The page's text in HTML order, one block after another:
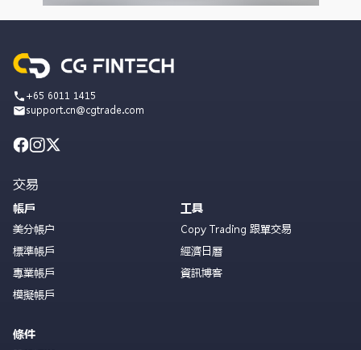
+65 6011 1415
support.cn@cgtrade.com
交易
帳戶
美分帳户
標準帳戶
專業帳戶
模擬帳戶
條件
工具
Copy Trading 跟單交易
經濟日曆
資訊博客